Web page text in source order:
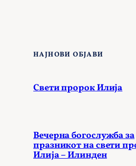
НАЈНОВИ ОБЈАВИ
Свети пророк Илија
Вечерна богослужба за
празникот на свети
Илија – Илинден